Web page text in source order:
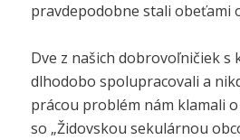
pravdepodobne stali obeťami
Dve z našich dobrovoľničiek s
dlhodobo spolupracovali a
prácou problém nám klamali
so „Židovskou sekulárnou